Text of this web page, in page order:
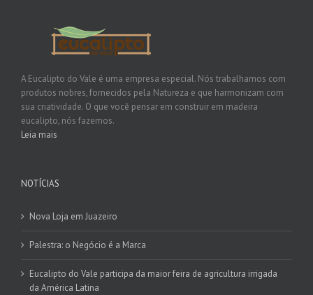
A Eucalipto do Vale é uma empresa especial. Nós trabalhamos com
produtos nobres, fornecidos pela Natureza e que harmonizam com
sua criatividade. O que você pensar em construir em madeira
eucalipto, nós fazemos.
Leia mais
NOTÍCIAS
Nova Loja em Juazeiro
Palestra: o Negócio é a Marca
Eucalipto do Vale participa da maior feira de agricultura irrigada
da América Latina